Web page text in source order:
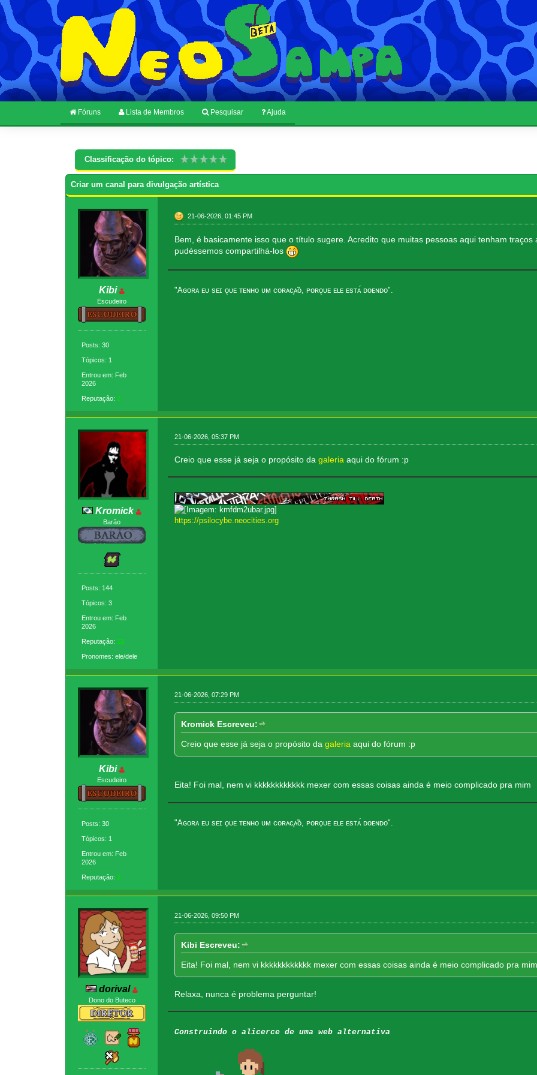
Fóruns Lista de Membros Pesquisar Ajuda
Classificação do tópico:
Criar um canal para divulgação artística
Kibi
Escudeiro
Posts: 30
Tópicos: 1
Entrou em: Feb
2026
Reputação:2
21-06-2026, 01:45 PM
Bem, é basicamente isso que o título sugere. Acredito que muitas pessoas aqui tenham
pudéssemos compartilhá-los
"Aɢᴏʀᴀ ᴇᴜ sᴇɪ ǫᴜᴇ ᴛᴇɴʜᴏ ᴜᴍ ᴄᴏʀᴀᴄ̧ᴀ̃ᴏ, ᴘᴏʀǫᴜᴇ ᴇʟᴇ ᴇsᴛᴀ́ ᴅᴏᴇɴᴅᴏ".
Kromick
Barão
Posts: 144
Tópicos: 3
Entrou em: Feb
2026
Reputação: 12
Pronomes: ele/dele
21-06-2026, 05:37 PM
Creio que esse já seja o propósito da galeria aqui do fórum :p
https://psilocybe.neocities.org
Kibi
Escudeiro
Posts: 30
Tópicos: 1
Entrou em: Feb
2026
Reputação:2
21-06-2026, 07:29 PM
Kromick Escreveu:
Creio que esse já seja o propósito da galeria aqui do fórum :p
Eita! Foi mal, nem vi kkkkkkkkkkkk mexer com essas coisas ainda é meio complicado pra mim
"Aɢᴏʀᴀ ᴇᴜ sᴇɪ ǫᴜᴇ ᴛᴇɴʜᴏ ᴜᴍ ᴄᴏʀᴀᴄ̧ᴀ̃ᴏ, ᴘᴏʀǫᴜᴇ ᴇʟᴇ ᴇsᴛᴀ́ ᴅᴏᴇɴᴅᴏ".
dorival
Dono do Buteco
21-06-2026, 09:50 PM
Kibi Escreveu:
Eita! Foi mal, nem vi kkkkkkkkkkkk mexer com essas coisas ainda é meio complicado pra mim
Relaxa, nunca é problema perguntar!
Construindo o alicerce de uma web alternativa